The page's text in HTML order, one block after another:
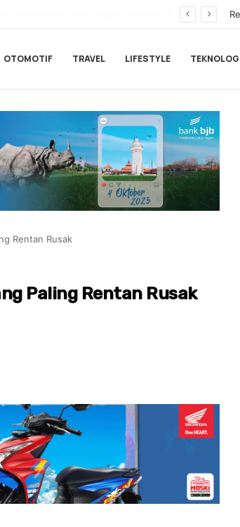
OTOMOTIF TRAVEL LIFESTYLE
Rentan Rusak
Paling Rentan Rusak